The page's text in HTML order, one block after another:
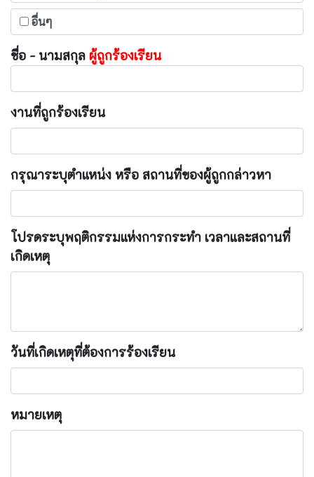
อื่นๆ
ชื่อ - นามสกุล ผู้ถูกร้องเรียน
งานที่ถูกร้องเรียน
กรุณาระบุตำแหน่ง หรือ สถานที่ของผู้ถูกกล่าวหา
โปรดระบุพฤติกรรมแห่งการกระทำ เวลาและสถานที่
เกิดเหตุ
วันที่เกิดเหตุที่ต้องการร้องเรียน
หมายเหตุ